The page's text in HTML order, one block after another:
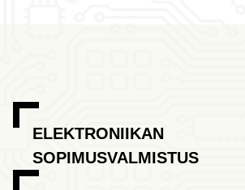
ELEKTRONIIKAN
SOPIMUSVALMISTUS